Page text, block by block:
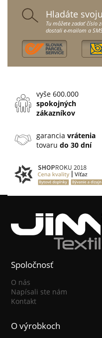
Hladáte
Tu môžete zadať číslo
dostali e-mailom a
vyše 600.000
spokojných
zákazníkov
garanciavrátenia
tovarudo 30 dní
Spoločnosť
O nás
Napísali ste nám
Kontakt
O výrobkoch